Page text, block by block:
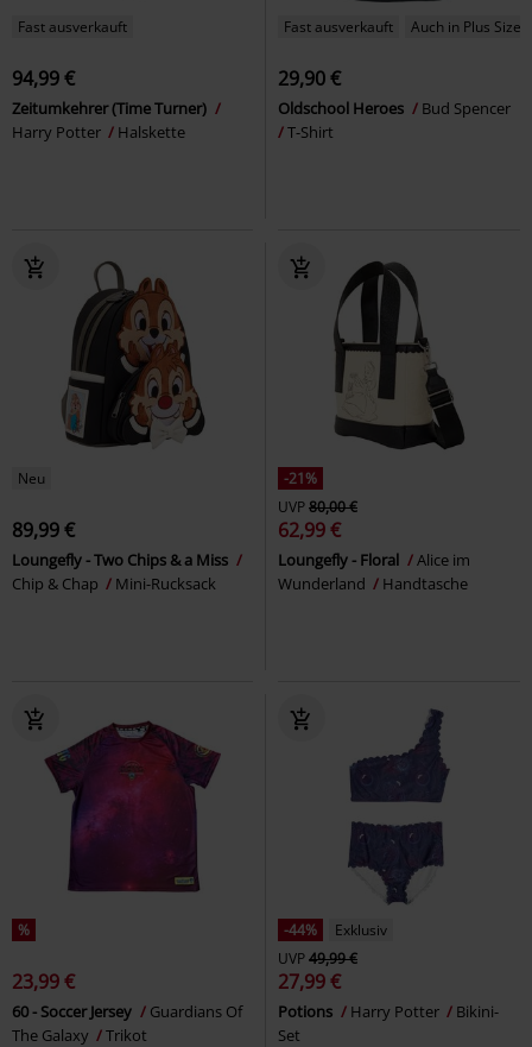
Fast ausverkauft
94,99 €
Zeitumkehrer (Time Turner)
Harry Potter
Halskette
Fast ausverkauft Auch in Plus Size
29,90 €
Oldschool Heroes
Bud Spencer
T-Shirt
Neu
89,99 €
Loungefly - Two Chips & a Miss
Chip & Chap
Mini-Rucksack
-21%
UVP80,00 €
62,99 €
Loungefly - Floral
Alice im
Wunderland
Handtasche
%
23,99 €
60 - Soccer Jersey
Guardians Of
The Galaxy
Trikot
-44%
Exklusiv
UVP49,99 €
27,99 €
Potions Harry Potter
Bikini-
Set